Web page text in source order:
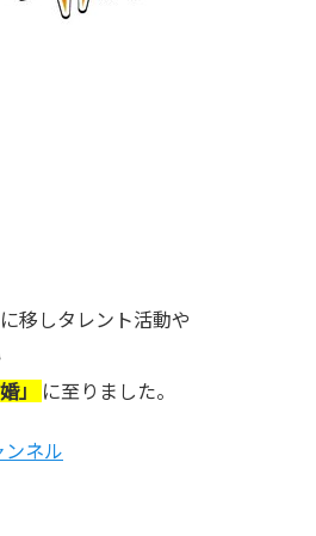
移しタレント活動や
」 に至りました。
ネル